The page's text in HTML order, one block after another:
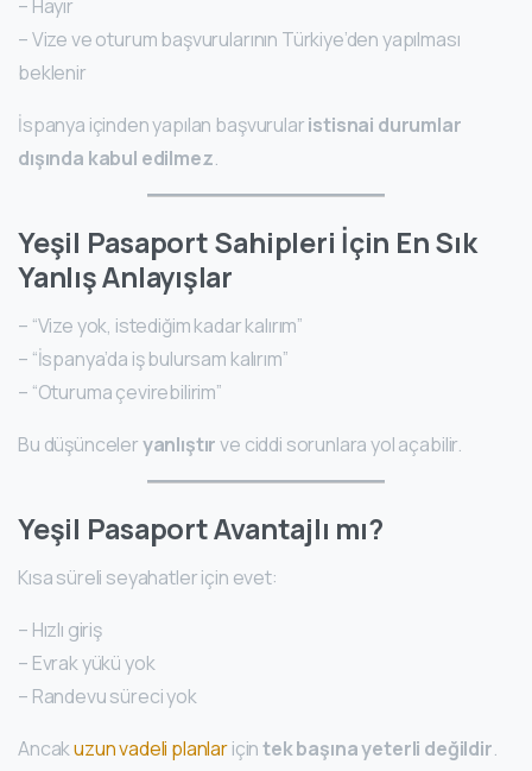
– Hayır
– Vize ve oturum başvurularının Türkiye’den yapılması
beklenir
İspanya içinden yapılan başvurularistisnai durumlar
dışında kabul edilmez.
Yeşil Pasaport Sahipleri İçin En Sık
Yanlış Anlayışlar
– “Vize yok, istediğim kadar kalırım”
– “İspanya’da iş bulursam kalırım”
– “Oturuma çevirebilirim”
Bu düşünceleryanlıştırve ciddi sorunlara yol açabilir.
Yeşil Pasaport Avantajlı mı?
Kısa süreli seyahatler için evet:
– Hızlı giriş
– Evrak yükü yok
– Randevu süreci yok
Ancakuzun vadeli planlariçintek başına yeterli değildir.